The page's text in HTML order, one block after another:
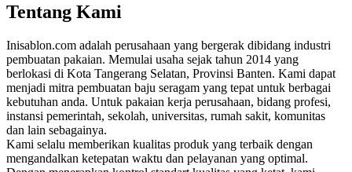
Tentang Kami
Inisablon.com adalah perusahaan yang bergerak dibidang industri
pembuatan pakaian. Memulai usaha sejak tahun 2014 yang
berlokasi di Kota Tangerang Selatan, Provinsi Banten. Kami dapat
menjadi mitra pembuatan baju seragam yang tepat untuk berbagai
kebutuhan anda. Untuk pakaian kerja perusahaan, bidang profesi,
instansi pemerintah, sekolah, universitas, rumah sakit, komunitas
dan lain sebagainya.
Kami selalu memberikan kualitas produk yang terbaik dengan
mengandalkan ketepatan waktu dan pelayanan yang optimal.